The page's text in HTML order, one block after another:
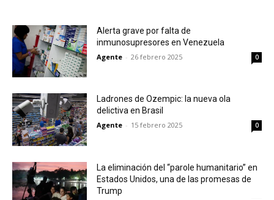
Alerta grave por falta de
inmunosupresores en Venezuela
Agente - 26 febrero 2025 0
Ladrones de Ozempic: la nueva ola
delictiva en Brasil
Agente - 15 febrero 2025 0
La eliminación del “parole humanitario” en
Estados Unidos, una de las promesas de
Trump